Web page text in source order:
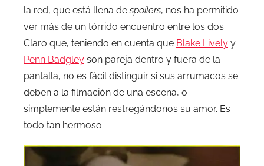
la red, que está llena despoilers, nos ha permitido
ver más de un tórrido encuentro entre los dos.
Claro que, teniendo en cuenta que Blake Lively y
Penn Badgley son pareja dentro y fuera de la
pantalla, no es fácil distinguir si sus arrumacos se
deben a la filmación de una escena, o
simplemente están restregándonos su amor. Es
todo tan hermoso.